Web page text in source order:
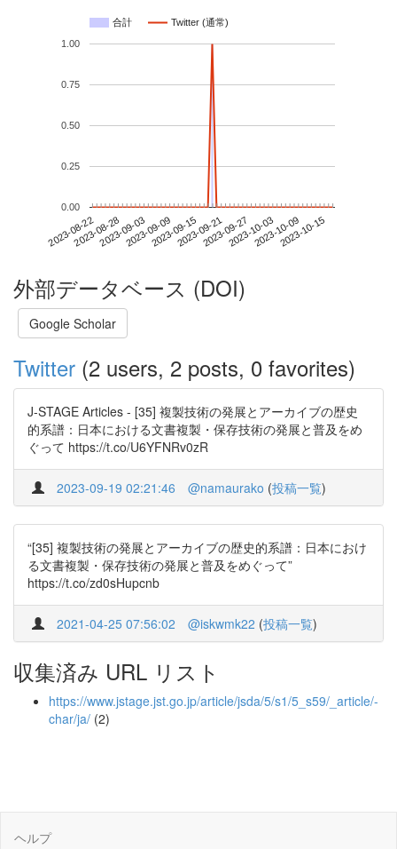
合計 Twitter (通常)
2023-08-222023-08-282023-09-032023-09-092023-09-152023-09-212023-09-272023-10-032023-10-092023-10-15
0.00
0.25
0.50
0.75
1.00
外部データベース (DOI)
Google Scholar
Twitter (2 users, 2 posts, 0 favorites)
J-STAGE Articles - [35] 複製技術の発展とアーカイブの歴史
的系譜：日本における文書複製・保存技術の発展と普及をめ
ぐって https://t.co/U6YFNRv0zR
2023-09-19 02:21:46 @namaurako (投稿一覧)
“[35] 複製技術の発展とアーカイブの歴史的系譜：日本におけ
る文書複製・保存技術の発展と普及をめぐって”
https://t.co/zd0sHupcnb
2021-04-25 07:56:02 @iskwmk22 (投稿一覧)
収集済み URL リスト
https://www.jstage.jst.go.jp/article/jsda/5/s1/5_s59/_article/-
char/ja/ (2)
ヘルプ